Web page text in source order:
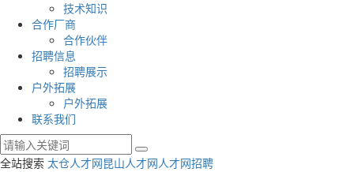
技术知识
合作厂商
合作伙伴
招聘信息
招聘展示
户外拓展
户外拓展
联系我们
全站搜索 太仓人才网昆山人才网人才网招聘